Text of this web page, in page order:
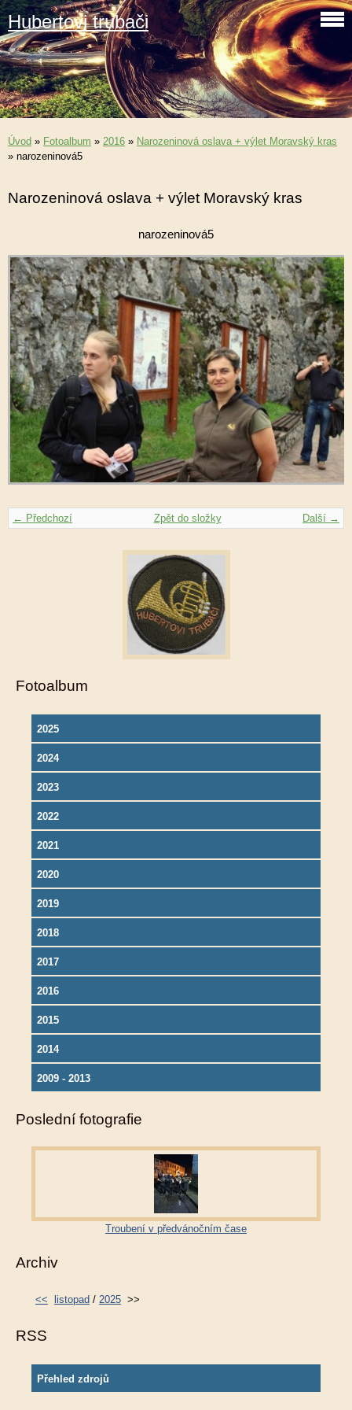
Hubertovi trubači
Úvod » Fotoalbum » 2016 » Narozeninová oslava + výlet Moravský kras
» narozeninová5
Narozeninová oslava + výlet Moravský kras
narozeninová5
← Předchozí Další →
Zpět do složky
Fotoalbum
2025
2024
2023
2022
2021
2020
2019
2018
2017
2016
2015
2014
2009 - 2013
Poslední fotografie
Troubení v předvánočním čase
Archiv
<< listopad / 2025 >>
RSS
Přehled zdrojů